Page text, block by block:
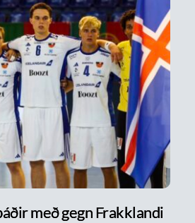
með gegn Frakklandi